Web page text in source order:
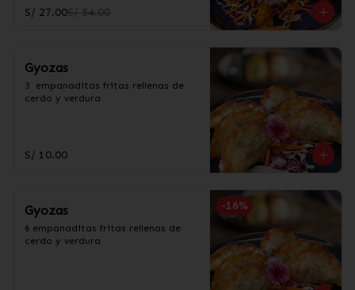
S/ 27.00S/ 54.00
Gyozas
3  empanaditas fritas rellenas de
cerdo y verdura
S/ 10.00
-16%
Gyozas
6 empanaditas fritas rellenas de
cerdo y verdura